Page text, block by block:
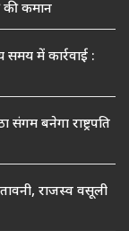
की कमान
समय में कार्रवाई :
बनेगा राष्ट्रपति
राजस्व वसूली